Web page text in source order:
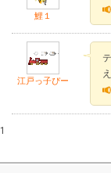
鯉１
江戸っ子ぴー
1